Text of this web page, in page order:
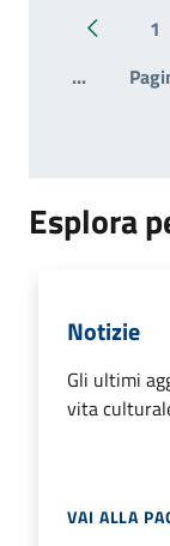
Pagina1
...
Esplora
Notizie
Gli ultimi
vita
VAI ALLA